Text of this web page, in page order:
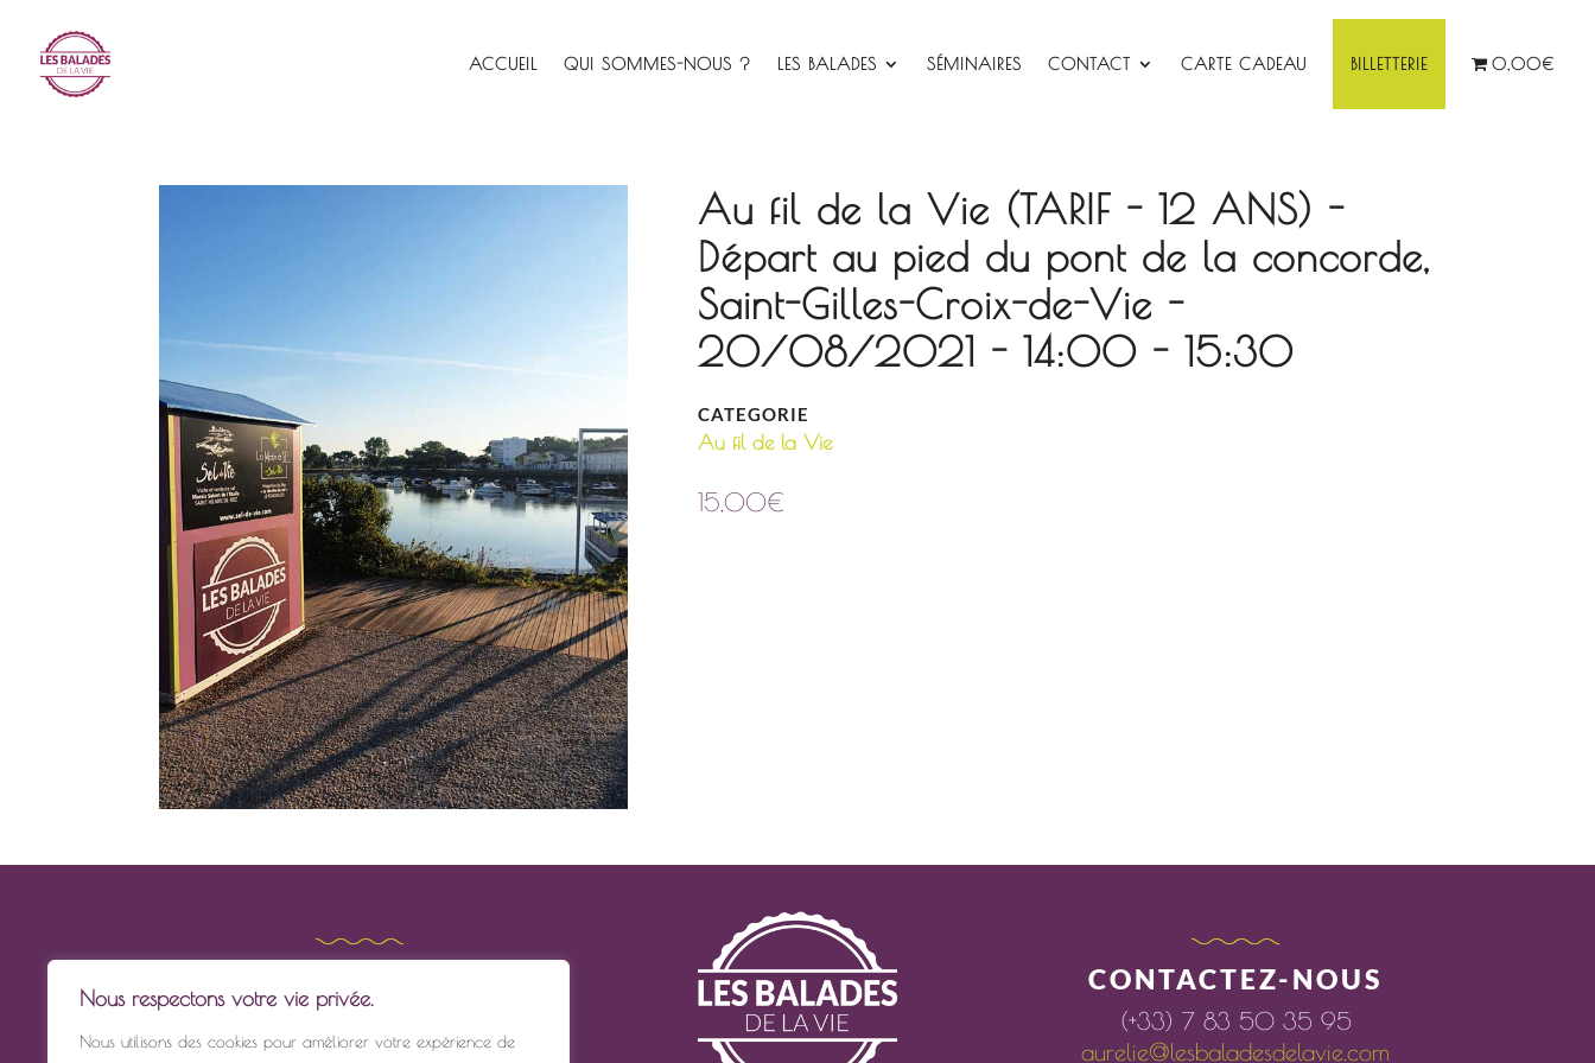
Nous respectons votre vie privée.
Nous utilisons des cookies pour améliorer votre expérience de
ACCUEIL QUI SOMMES-NOUS ? LES BALADES SÉMINAIRES CONTACT CARTE CADEAU BILLETTERIE 0,00€
Au fil de la Vie (TARIF - 12 ANS) -
Départ au pied du pont de la concorde,
Saint-Gilles-Croix-de-Vie -
20/08/2021 - 14:00 - 15:30
CATEGORIE
Au fil de la Vie
15,00€
Cabane Les Balades de la Vie
CONTACTEZ-NOUS
(+33) 7 83 50 35 95
aurelie@lesbaladesdelavie.com